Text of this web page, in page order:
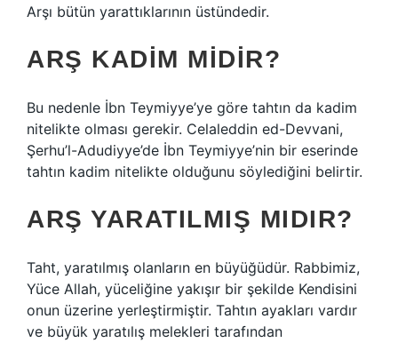
Arşı bütün yarattıklarının üstündedir.
ARŞ KADIM MIDIR?
Bu nedenle İbn Teymiyye’ye göre tahtın da kadim
nitelikte olması gerekir. Celaleddin ed-Devvani,
Şerhu’l-Adudiyye’de İbn Teymiyye’nin bir eserinde
tahtın kadim nitelikte olduğunu söylediğini belirtir.
ARŞ YARATILMIŞ MIDIR?
Taht, yaratılmış olanların en büyüğüdür. Rabbimiz,
Yüce Allah, yüceliğine yakışır bir şekilde Kendisini
onun üzerine yerleştirmiştir. Tahtın ayakları vardır
ve büyük yaratılış melekleri tarafından